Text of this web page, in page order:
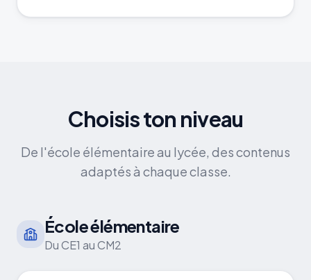
Choisis ton niveau
De l'école élémentaire au lycée, des contenus
adaptés à chaque classe.
École élémentaire
Du CE1 au CM2